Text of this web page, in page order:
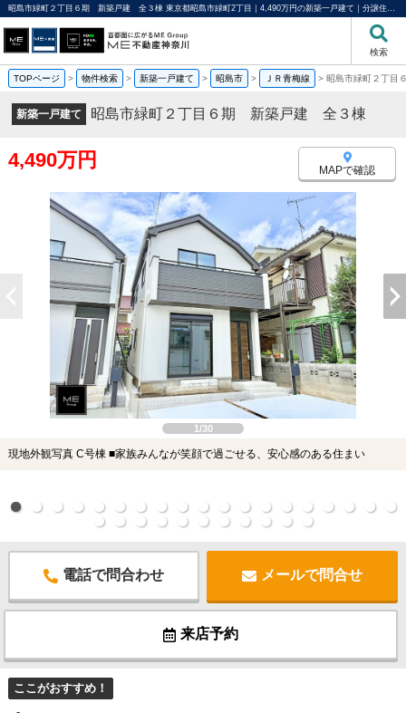
昭島市緑町２丁目６期 新築戸建 全３棟 東京都昭島市緑町2丁目｜4,490万円の新築一戸建て｜分譲住宅や新築物件｜ME不動産神奈川
検索
TOPページ > 物件検索 > 新築一戸建て > 昭島市 > ＪＲ青梅線 > 昭島市緑町２丁
新築一戸建て 昭島市緑町２丁目６期 新築戸建 全３棟
4,490万円 MAPで確認
1/30
現地外観写真 C号棟 ■家族みんなが笑顔で過ごせる、安心感のある住まい
電話で問合わせ メールで問合せ
来店予約
ここがおすすめ！
-